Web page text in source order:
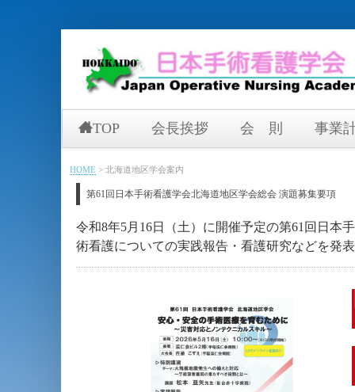
TOP 会長挨拶 会 則 事業
HOME > 北海道地区学会案内
第61回日本手術看護学会北海道地区学会総会 演題募集要項
令和8年5月16日（土）に開催予定の第61回日本
術看護についての実践報告・看護研究などを発